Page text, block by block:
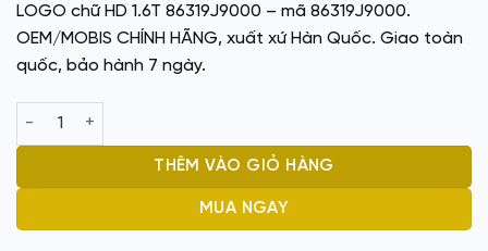
là:
198 ₫.
tại
là:
165 ₫.
LOGO chữ HD 1.6T 86319J9000 – mã 86319J9000.
OEM/MOBIS CHÍNH HÃNG, xuất xứ Hàn Quốc. Giao toàn
quốc, bảo hành 7 ngày.
LOGO chữ HD 1.6T 86319J9000 số lượng
THÊM VÀO GIỎ HÀNG
MUA NGAY